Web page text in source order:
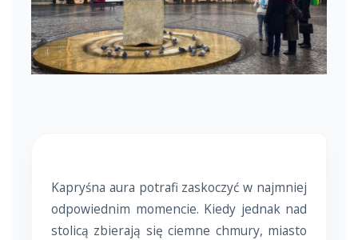
Kapryśna aura potrafi zaskoczyć w najmniej
odpowiednim momencie. Kiedy jednak nad
stolicą zbierają się ciemne chmury, miasto